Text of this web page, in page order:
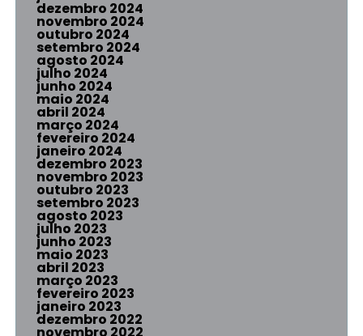
dezembro 2024
novembro 2024
outubro 2024
setembro 2024
agosto 2024
julho 2024
junho 2024
maio 2024
abril 2024
março 2024
fevereiro 2024
janeiro 2024
dezembro 2023
novembro 2023
outubro 2023
setembro 2023
agosto 2023
julho 2023
junho 2023
maio 2023
abril 2023
março 2023
fevereiro 2023
janeiro 2023
dezembro 2022
novembro 2022